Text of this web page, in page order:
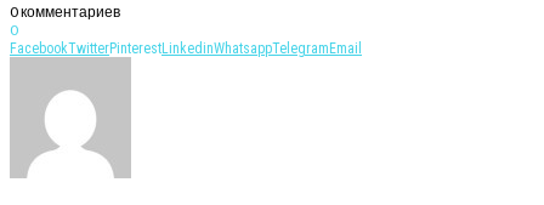
0 комментариев
0
FacebookTwitterPinterestLinkedinWhatsappTelegramEmail